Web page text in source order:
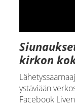
kirkon
ystäviään
Facebook